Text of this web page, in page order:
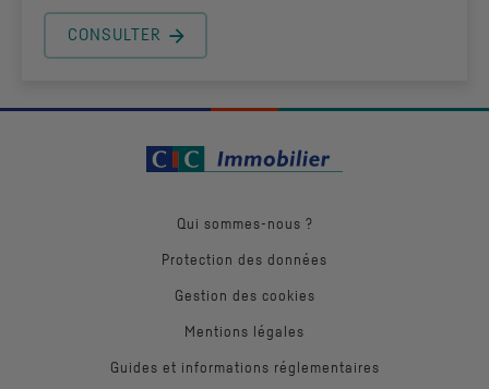
CONSULTER
Qui sommes-nous ?
Protection des données
Gestion des cookies
Mentions légales
Guides et informations réglementaires